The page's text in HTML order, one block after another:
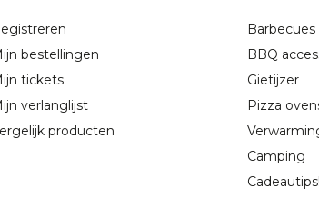
bestellingen
tickets
verlanglijst
producten
BBQ
Gietijzer
Pizza
Camping
Cadeautips!